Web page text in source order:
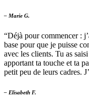
– Marie G.
“Déjà pour commencer :
base pour que je puisse
avec les clients. Tu as
apportant ta touche et ta
petit peu de leurs cadres.
– Elisabeth F.